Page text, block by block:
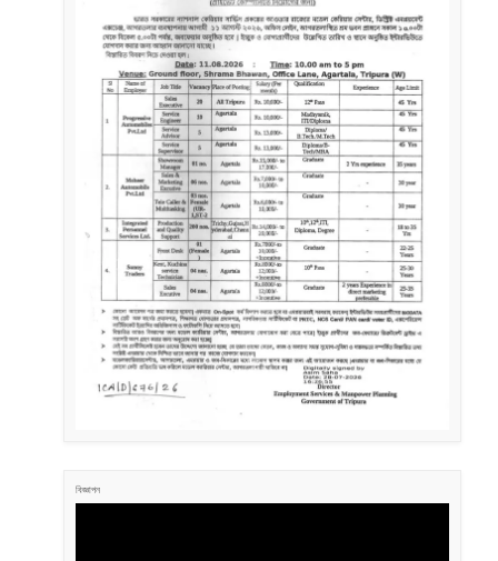
বিজ্ঞাপন